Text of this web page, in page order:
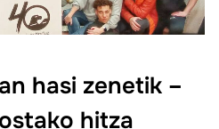
hasi zenetik –
hitza